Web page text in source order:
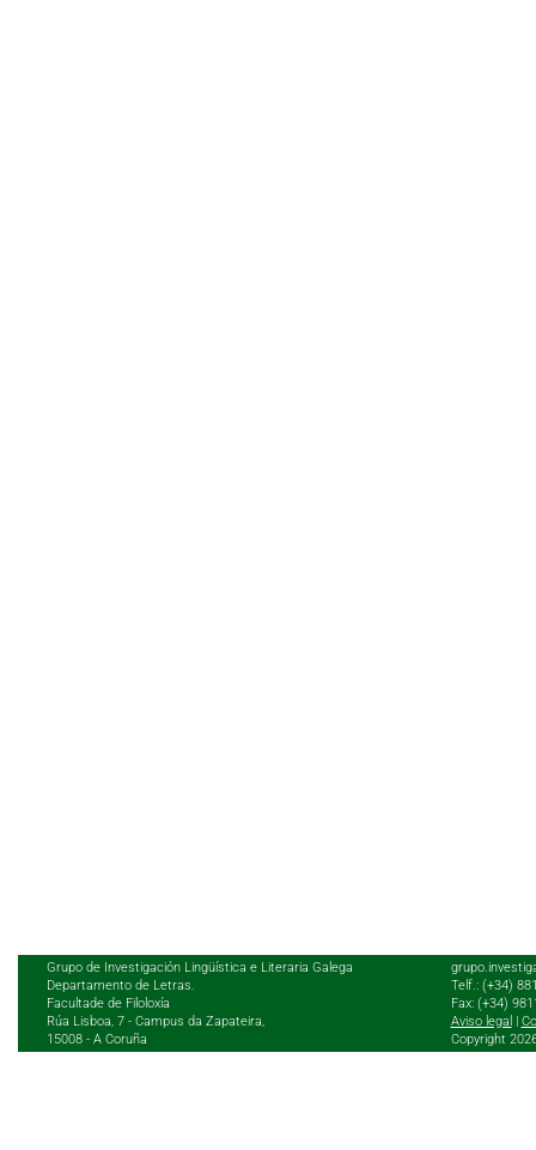
Grupo de Investigación Lingüística e Literaria Galega
Departamento de Letras.
Facultade de Filoloxía
Rúa Lisboa, 7 - Campus da Zapateira,
15008 - A Coruña
Telf.: (+34)
Fax: (+34)
Aviso legal |
Copyright